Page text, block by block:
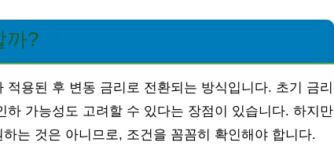
까?
용된 후 변동 금리로 전환되는 방식입니다. 초기 금리
하 가능성도 고려할 수 있다는 장점이 있습니다. 하지만
는 것은 아니므로, 조건을 꼼꼼히 확인해야 합니다.